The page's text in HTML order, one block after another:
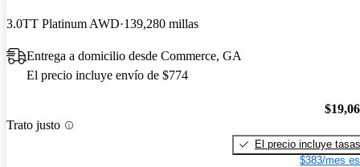
3.0TT Platinum AWD 139,280 millas
Entrega a domicilio desde Commerce, GA
El precio incluye envío de $774
Trato justo
El precio incluye tasas
$383/mes